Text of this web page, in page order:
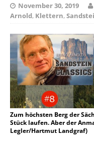
November 30, 2019
Arnold, Klettern,
Zum höchsten Berg der
Stück laufen. Aber der
Legler/Hartmut Landgraf)